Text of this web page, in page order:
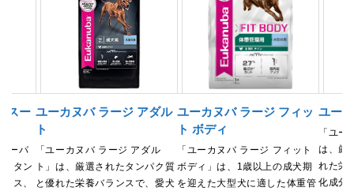
スー
ーパ
タン
ス、
ユーカヌバ ラージ アダル
ト
「ユーカヌバ ラージ アダル
ト」は、厳選されたタンパク質
と優れた栄養バランスで、愛犬
ユーカヌバ ラージ フィッ
ト ボディ
「ユーカヌバ ラージ フィット
ボディ」は、1歳以上の成犬期
を迎えた大型犬に適した体重管
ユー
「ユ
は、厳
れた栄
化成分